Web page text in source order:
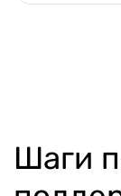
Шаги